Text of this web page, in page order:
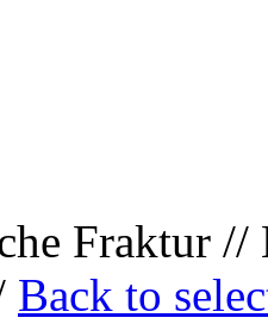
Fraktur
Back to